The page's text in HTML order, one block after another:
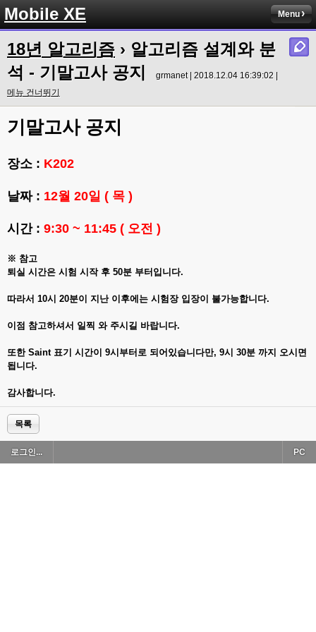
Mobile XE Menu
18년 알고리즘 › 알고리즘 설계와 분
석 - 기말고사 공지
grmanet | 2018.12.04 16:39:02 |
메뉴 건너뛰기
기말고사 공지
장소 : K202
날짜 : 12월 20일 ( 목 )
시간 : 9:30 ~ 11:45 ( 오전 )
※ 참고
퇴실 시간은 시험 시작 후 50분 부터입니다.
따라서 10시 20분이 지난 이후에는 시험장 입장이 불가능합니다.
이점 참고하셔서 일찍 와 주시길 바랍니다.
또한 Saint 표기 시간이 9시부터로 되어있습니다만, 9시 30분 까지 오시면
됩니다.
감사합니다.
목록
로그인... PC